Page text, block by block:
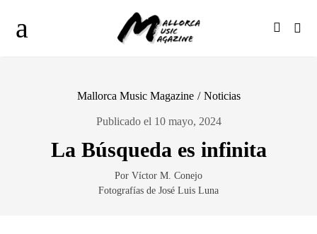
Mallorca Music Magazine / Noticias
Publicado el 10 mayo, 2024
La Búsqueda es infinita
Por Víctor M. Conejo
Fotografías de José Luis Luna